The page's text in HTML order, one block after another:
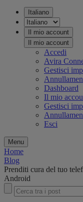
Italiano
Il mio account
Il mio account
Accedi
Avira
Gestisci
Dashboard
Il mio
Gestisci
Esci
Menu
Home
Blog
Prenditi cura del tuo
Android